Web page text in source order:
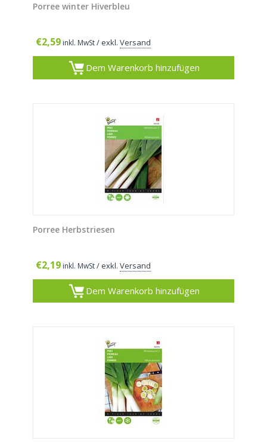
Porree winter Hiverbleu
€2,59 inkl. MwSt/ exkl. Versand
Dem Warenkorb hinzufügen
Porree Herbstriesen
€2,19 inkl. MwSt/ exkl. Versand
Dem Warenkorb hinzufügen